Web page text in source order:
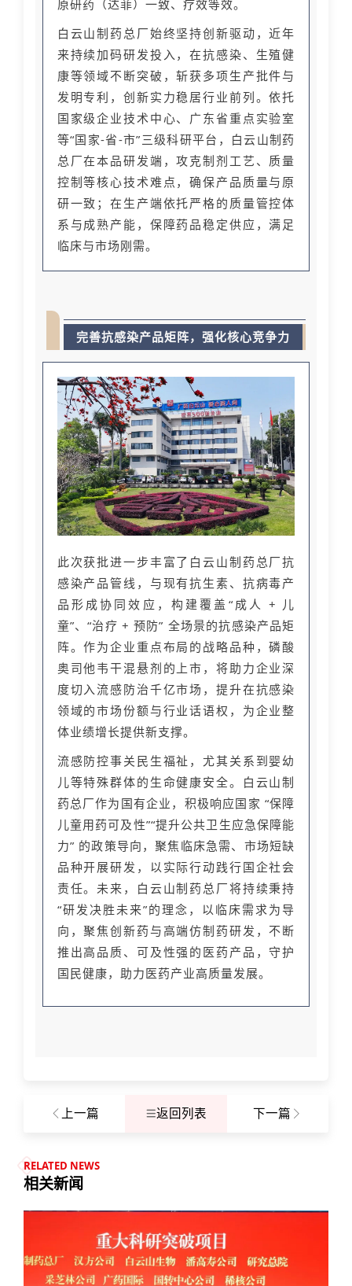
原研药（达菲）一致、疗效等效。
白云山制药总厂始终坚持创新驱动，近年
来持续加码研发投入，在抗感染、生殖健
康等领域不断突破，斩获多项生产批件与
发明专利，创新实力稳居行业前列。依托
国家级企业技术中心、广东省重点实验室
等“国家-省-市”三级科研平台，白云山制药
总厂在本品研发端，攻克制剂工艺、质量
控制等核心技术难点，确保产品质量与原
研一致；在生产端依托严格的质量管控体
系与成熟产能，保障药品稳定供应，满足
临床与市场刚需。
完善抗感染产品矩阵，强化核心竞争力
此次获批进一步丰富了白云山制药总厂抗
感染产品管线，与现有抗生素、抗病毒产
品形成协同效应，构建覆盖“成人 + 儿
童”、“治疗 + 预防” 全场景的抗感染产品矩
阵。作为企业重点布局的战略品种，磷酸
奥司他韦干混悬剂的上市，将助力企业深
度切入流感防治千亿市场，提升在抗感染
领域的市场份额与行业话语权，为企业整
体业绩增长提供新支撑。
流感防控事关民生福祉，尤其关系到婴幼
儿等特殊群体的生命健康安全。白云山制
药总厂作为国有企业，积极响应国家 “保障
儿童用药可及性”“提升公共卫生应急保障能
力” 的政策导向，聚焦临床急需、市场短缺
品种开展研发，以实际行动践行国企社会
责任。未来，白云山制药总厂将持续秉持
“研发决胜未来”的理念，以临床需求为导
向，聚焦创新药与高端仿制药研发，不断
推出高品质、可及性强的医药产品，守护
国民健康，助力医药产业高质量发展。
上一篇 返回列表 下一篇
RELATED NEWS
相关新闻